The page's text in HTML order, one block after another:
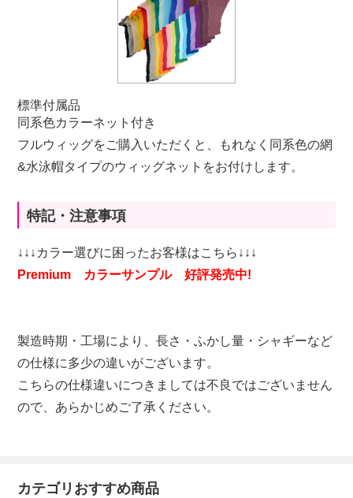
標準付属品
同系色カラーネット付き
フルウィッグをご購入いただくと、もれなく同系色の網
&水泳帽タイプのウィッグネットをお付けします。
特記・注意事項
↓↓↓カラー選びに困ったお客様はこちら↓↓↓
Premium カラーサンプル 好評発売中!
製造時期・工場により、長さ・ふかし量・シャギーなど
の仕様に多少の違いがございます。
こちらの仕様違いにつきましては不良ではございません
ので、あらかじめご了承ください。
カテゴリおすすめ商品